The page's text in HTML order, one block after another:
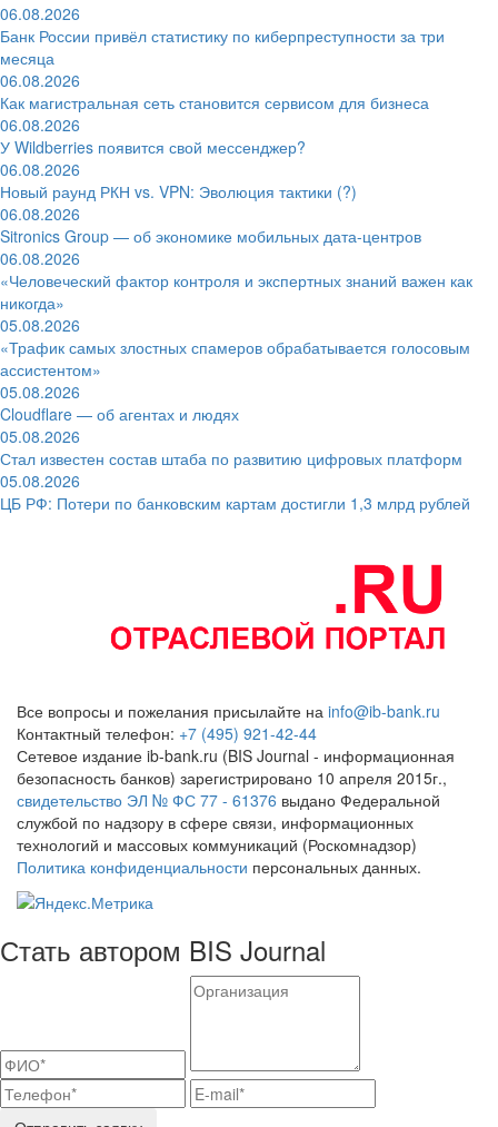
06.08.2026
Банк России привёл статистику по киберпреступности за три
месяца
06.08.2026
Как магистральная сеть становится сервисом для бизнеса
06.08.2026
У Wildberries появится свой мессенджер?
06.08.2026
Новый раунд РКН vs. VPN: Эволюция тактики (?)
06.08.2026
Sitronics Group — об экономике мобильных дата-центров
06.08.2026
«Человеческий фактор контроля и экспертных знаний важен как
никогда»
05.08.2026
«Трафик самых злостных спамеров обрабатывается голосовым
ассистентом»
05.08.2026
Cloudflare — об агентах и людях
05.08.2026
Стал известен состав штаба по развитию цифровых платформ
05.08.2026
ЦБ РФ: Потери по банковским картам достигли 1,3 млрд рублей
Все вопросы и пожелания присылайте на info@ib-bank.ru
Контактный телефон: +7 (495) 921-42-44
Сетевое издание ib-bank.ru (BIS Journal - информационная
безопасность банков) зарегистрировано 10 апреля 2015г.,
свидетельство ЭЛ № ФС 77 - 61376 выдано Федеральной
службой по надзору в сфере связи, информационных
технологий и массовых коммуникаций (Роскомнадзор)
Политика конфиденциальности персональных данных.
Стать автором BIS Journal